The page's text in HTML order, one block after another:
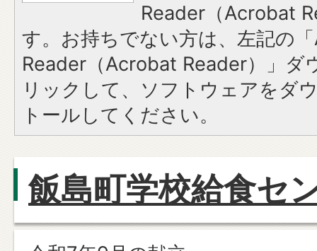
Reader（Acrobat
す。お持ちでない方は、左記の
Reader（Acrobat Reader）」ダ
リックして、ソフトウェアをダ
トールしてください。
飯島町学校給食セ